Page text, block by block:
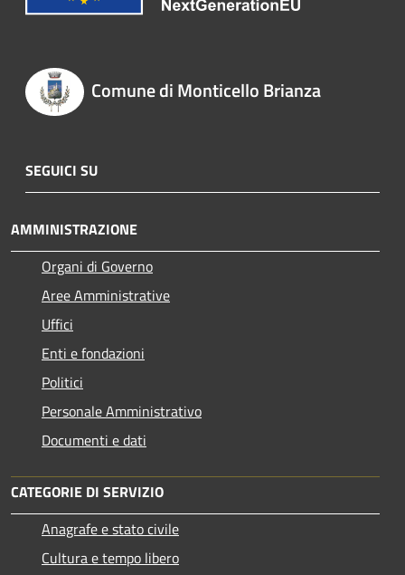
Comune di Monticello Brianza
SEGUICI SU
AMMINISTRAZIONE
Organi di Governo
Aree Amministrative
Uffici
Enti e fondazioni
Politici
Personale Amministrativo
Documenti e dati
CATEGORIE DI SERVIZIO
Anagrafe e stato civile
Cultura e tempo libero